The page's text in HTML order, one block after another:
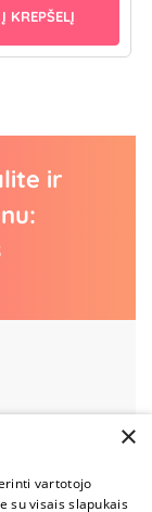
Į KREPŠELĮ
ir
×
vartotojo
su visais slapukais